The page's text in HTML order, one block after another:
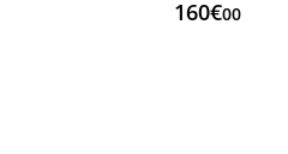
160€00